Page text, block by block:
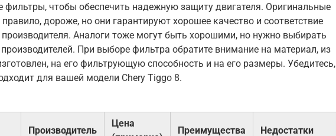
фильтры, чтобы обеспечить надежную защиту двигателя. Оригинальные
дороже, но они гарантируют хорошее качество и соответствие
Аналоги тоже могут быть хорошими, но нужно выбирать
При выборе фильтра обратите внимание на материал, из
на его фильтрующую способность и на его размеры. Убедитесь,
для вашей модели Chery Tiggo 8.
Производитель
Цена
Преимущества Недостатки